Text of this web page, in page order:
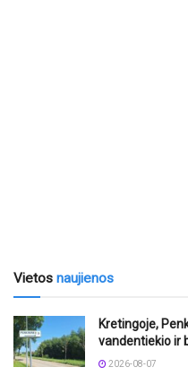
Vietos naujienos
Kretingoje,
vandentiekio ir
2026-08-07